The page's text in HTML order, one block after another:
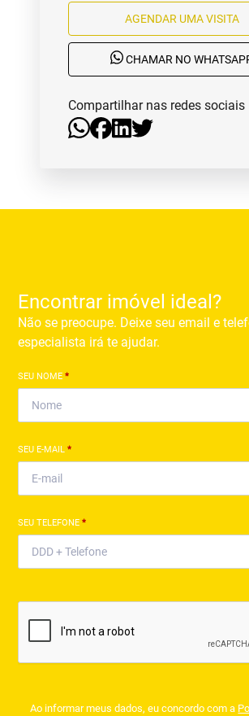
AGENDAR UMA VISITA
CHAMAR NO
Compartilhar nas redes sociais
Encontrar imóvel ideal?
Não se preocupe. Deixe seu email e
especialista irá te ajudar.
SEU NOME*
SEU E-MAIL*
SEU TELEFONE*
Ao informar meus dados, eu concordo com a